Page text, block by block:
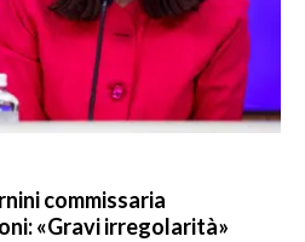
commissaria
«Gravi irregolarità»